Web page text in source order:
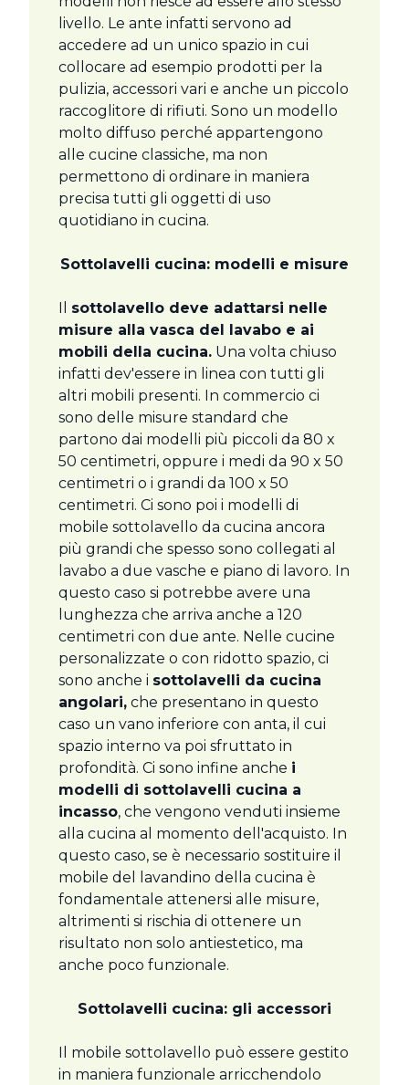
livello. Le ante infatti servono ad
accedere ad un unico spazio in cui
collocare ad esempio prodotti per la
pulizia, accessori vari e anche un piccolo
raccoglitore di rifiuti. Sono un modello
molto diffuso perché appartengono
alle cucine classiche, ma non
permettono di ordinare in maniera
precisa tutti gli oggetti di uso
quotidiano in cucina.
Sottolavelli cucina: modelli e misure
Il sottolavello deve adattarsi nelle
misure alla vasca del lavabo e ai
mobili della cucina. Una volta chiuso
infatti dev'essere in linea con tutti gli
altri mobili presenti. In commercio ci
sono delle misure standard che
partono dai modelli più piccoli da 80 x
50 centimetri, oppure i medi da 90 x 50
centimetri o i grandi da 100 x 50
centimetri. Ci sono poi i modelli di
mobile sottolavello da cucina ancora
più grandi che spesso sono collegati al
lavabo a due vasche e piano di lavoro. In
questo caso si potrebbe avere una
lunghezza che arriva anche a 120
centimetri con due ante. Nelle cucine
personalizzate o con ridotto spazio, ci
sono anche i sottolavelli da cucina
angolari, che presentano in questo
caso un vano inferiore con anta, il cui
spazio interno va poi sfruttato in
profondità. Ci sono infine anche i
modelli di sottolavelli cucina a
incasso, che vengono venduti insieme
alla cucina al momento dell'acquisto. In
questo caso, se è necessario sostituire il
mobile del lavandino della cucina è
fondamentale attenersi alle misure,
altrimenti si rischia di ottenere un
risultato non solo antiestetico, ma
anche poco funzionale.
Sottolavelli cucina: gli accessori
Il mobile sottolavello può essere gestito
in maniera funzionale arricchendolo